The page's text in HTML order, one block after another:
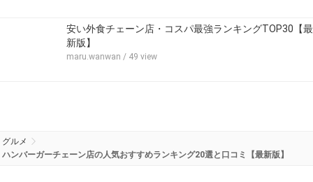
安い外食チェーン店・コスパ最強ランキングTOP30【最
新版】
maru.wanwan / 49 view
グルメ
ハンバーガーチェーン店の人気おすすめランキング20選と口コミ【最新版】